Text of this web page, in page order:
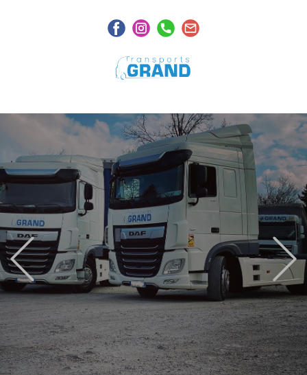
TRANSPORT
RÉGIONAL
ALPES
Mise en place de solutions de transports
pour vos marchandises sur la région
Auvergne - Rhône - Alpes
Previous